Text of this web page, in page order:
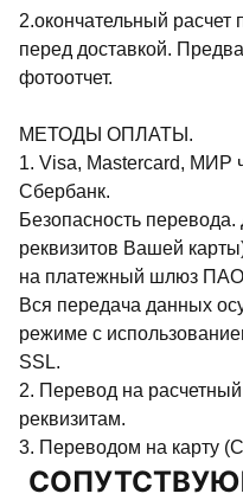
2.окончательный расчет
перед доставкой.
фотоотчет.
МЕТОДЫ ОПЛАТЫ.
1. Visa, Mastercard, МИР
Сбербанк.
Безопасность
реквизитов Вашей
на платежный шлюз
Вся передача данных
режиме с
SSL.
2. Перевод на
реквизитам.
3. Переводом на карту